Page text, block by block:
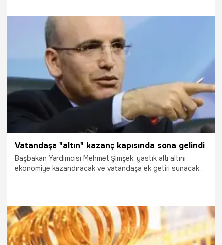
Ekonomi
Vatandaşa "altın" kazanç kapısında sona gelindi
Başbakan Yardımcısı Mehmet Şimşek, yastık altı altını
ekonomiye kazandıracak ve vatandaşa ek getiri sunacak
sunacağız." dedi.